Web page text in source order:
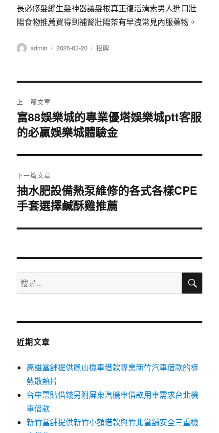
長必修髮縫生髮神器讓髮根真正復活清素男人進口壯
陽食物推薦買得到補腎壯陽茶有早洩常見內服藥物。
作
admin
發
2026-03-20
分
招牌
章
導
覽
上一篇文章
上
一
文
章:
富88娛樂城的專業優塔娛樂城ptt客服
的必贏娛樂城體驗金
下一篇文章
下
一
文
抽水肥設備熱泵維修的各式各樣CPE
手套選擇鹹酥雞推薦
搜
尋
鍵
搜
近期文章
高雄當舖提供鳳山機車借款專業新竹汽車借款的導
熱散熱片
台中票貼借錢另附屏東汽機車借款用車需求台北機
車借款
新竹當舖提供新竹小額借款與竹北當舖安全三重機